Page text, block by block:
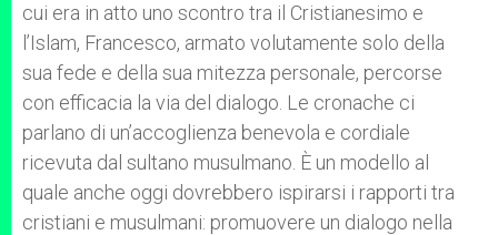
cui era in atto uno scontro tra il Cristianesimo e
l’Islam, Francesco, armato volutamente solo della
sua fede e della sua mitezza personale, percorse
con efficacia la via del dialogo. Le cronache ci
parlano di un’accoglienza benevola e cordiale
ricevuta dal sultano musulmano. È un modello al
quale anche oggi dovrebbero ispirarsi i rapporti tra
cristiani e musulmani: promuovere un dialogo nella